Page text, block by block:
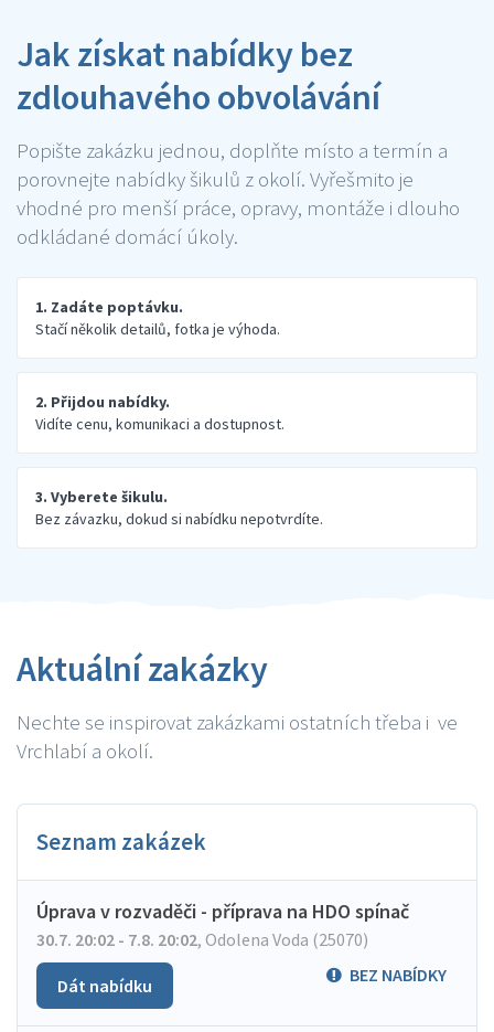
Jak získat nabídky bez
zdlouhavého obvolávání
Popište zakázku jednou, doplňte místo a termín a
porovnejte nabídky šikulů z okolí. Vyřešmito je
vhodné pro menší práce, opravy, montáže i dlouho
odkládané domácí úkoly.
1. Zadáte poptávku.
Stačí několik detailů, fotka je výhoda.
2. Přijdou nabídky.
Vidíte cenu, komunikaci a dostupnost.
3. Vyberete šikulu.
Bez závazku, dokud si nabídku nepotvrdíte.
Aktuální zakázky
Nechte se inspirovat zakázkami ostatních třeba i ve
Vrchlabí a okolí.
Seznam zakázek
Úprava v rozvaděči - příprava na HDO spínač
30.7. 20:02 - 7.8. 20:02, Odolena Voda (25070)
BEZ NABÍDKY
Dát nabídku